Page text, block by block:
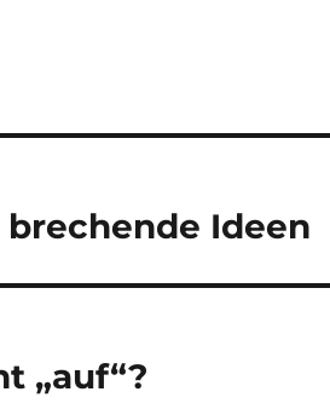
Ideen
„auf“?